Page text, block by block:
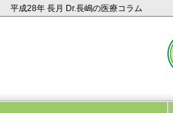
平成28年 長月 Dr.長嶋の医療コラム